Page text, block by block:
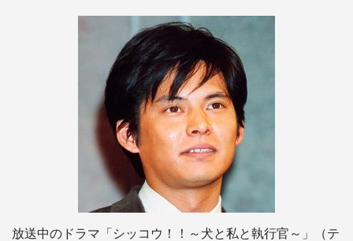
放送中のドラマ「シッコウ！！～犬と私と執行官～」（テ